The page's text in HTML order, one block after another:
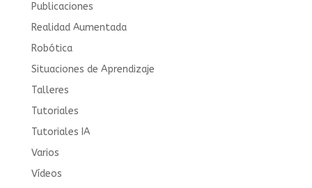
Publicaciones
Realidad Aumentada
Robótica
Situaciones de Aprendizaje
Talleres
Tutoriales
Tutoriales IA
Varios
Vídeos